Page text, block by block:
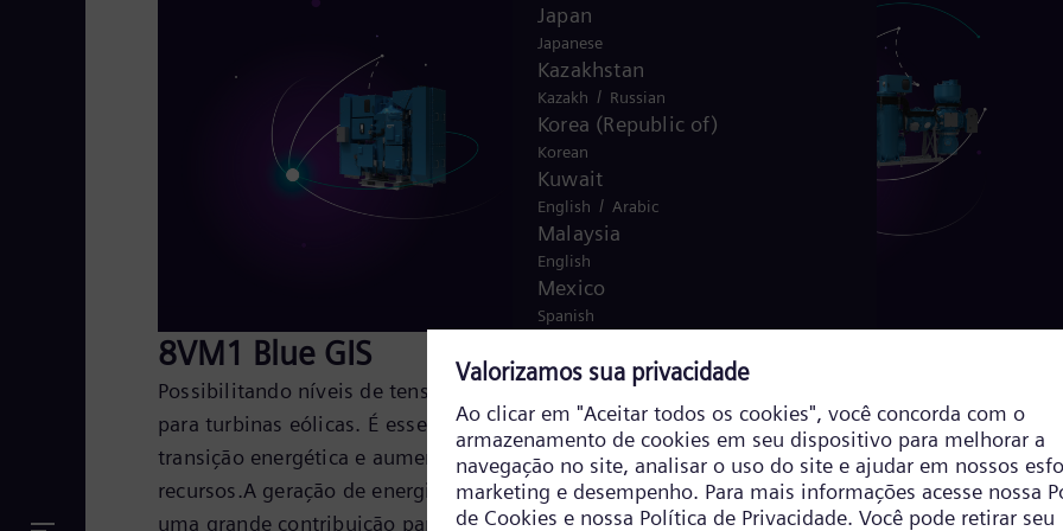
8VM1 Blue GIS
Possibilitando níveis de tensão mais elevados
para turbinas eólicas. É essencial viver a
transição energética e aumentar a eficiência dos
recursos.A geração de energia eólica está dando
uma grande contribuição para a crescente
8VN1 Blue GIS
de desempenho e confiabilidade. Ele
mais alto desempenho de comutação sem
degradação em alta tensão, e é capaz de
em condições ambientais extremas em
Japan
Japanese
Kazakhstan
Kazakh / Russian
Korea (Republic of)
Korean
Kuwait
English / Arabic
Malaysia
English
Mexico
Spanish
English/ French
Dutch
Nicaragua
Spanish
Nigeria